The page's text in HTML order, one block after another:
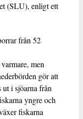
(SLU), enligt ett
från 52
men
gör att
i sjöarna från
yngre och
fiskarna